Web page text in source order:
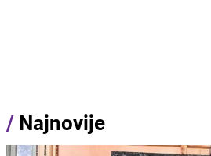
/ Najnovije